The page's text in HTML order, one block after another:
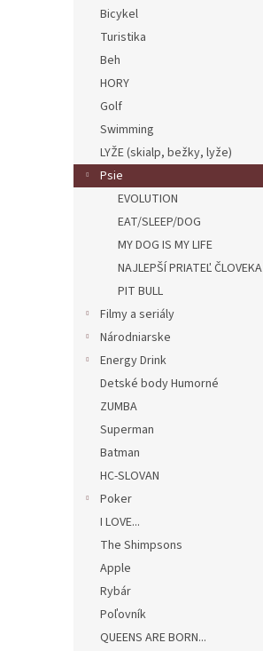
Bicykel
Turistika
Beh
HORY
Golf
Swimming
LYŽE (skialp, bežky, lyže)
Psie
EVOLUTION
EAT/SLEEP/DOG
MY DOG IS MY LIFE
NAJLEPŠÍ PRIATEĽ ČLOVEKA
PIT BULL
Filmy a seriály
Národniarske
Energy Drink
Detské body Humorné
ZUMBA
Superman
Batman
HC-SLOVAN
Poker
I LOVE...
The Shimpsons
Apple
Rybár
Poľovník
QUEENS ARE BORN...